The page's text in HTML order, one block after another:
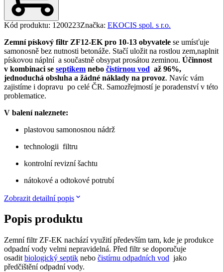
Kód produktu: 1200223Značka: EKOCIS spol. s r.o.
Zemní pískový filtr ZF12-EK pro 10-13 obyvatele se umísťuje
samonosně bez nutnosti betonáže. Stačí uložit na rostlou zem,naplnit
pískovou náplní a součastně obsypat prosátou zeminou. Účinnost
v kombinaci se septikem nebo čistírnou vod až 96%,
jednoduchá obsluha a žádné náklady na provoz. Navíc vám
zajistíme i dopravu po celé ČR. Samozřejmostí je poradenství v této
problematice.
V balení naleznete:
plastovou samonosnou nádrž
technologii filtru
kontrolní revizní šachtu
nátokové a odtokové potrubí
Zobrazit detailní popis
Popis produktu
Zemní filtr ZF-EK nachází využití především tam, kde je produkce
odpadní vody velmi nepravidelná. Před filtr se doporučuje
osadit biologický septik nebo čistírnu odpadních vod jako
předčištění odpadní vody.